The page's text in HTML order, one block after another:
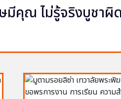
มีคุณ ไม่รู้จริงบูชาผิ